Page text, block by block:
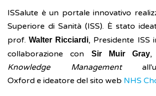
ISSalute è un portale innovativo
Superiore di Sanità (ISS). È stato
prof.Walter Ricciardi, Presidente ISS
collaborazione con
Sir Muir Gray,
Knowledge Management
Oxford e ideatore del sito web NHS